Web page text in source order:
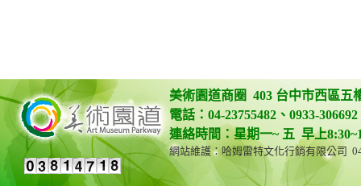
美術園道商圈 403 台中市西區五
電話：04-23755482、0933-
連絡時間：星期一~ 五 早上
網站維護：哈姆雷特文化行銷有限公司